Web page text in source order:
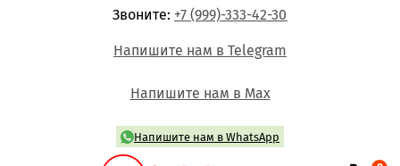
Звоните: +7 (999)-333-42-30
Напишите нам в Telegram
Напишите нам в Max
Напишите нам в WhatsApp